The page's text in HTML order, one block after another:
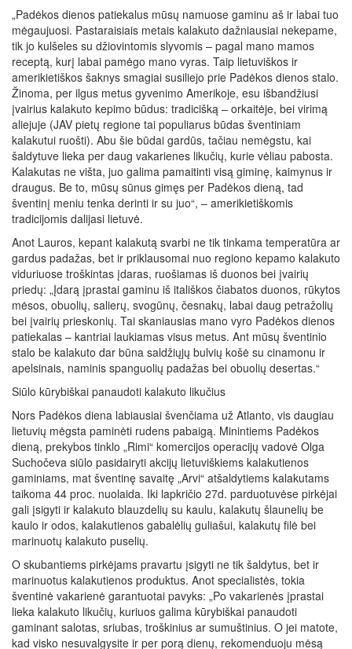
„Padėkos dienos patiekalus mūsų namuose gaminu aš ir labai tuo
mėgaujuosi. Pastaraisiais metais kalakuto dažniausiai nekepame,
tik jo kulšeles su džiovintomis slyvomis – pagal mano mamos
receptą, kurį labai pamėgo mano vyras. Taip lietuviškos ir
amerikietiškos šaknys smagiai susiliejo prie Padėkos dienos stalo.
Žinoma, per ilgus metus gyvenimo Amerikoje, esu išbandžiusi
įvairius kalakuto kepimo būdus: tradicišką – orkaitėje, bei virimą
aliejuje (JAV pietų regione tai populiarus būdas šventiniam
kalakutui ruošti). Abu šie būdai gardūs, tačiau nemėgstu, kai
šaldytuve lieka per daug vakarienes likučių, kurie vėliau pabosta.
Kalakutas ne višta, juo galima pamaitinti visą giminę, kaimynus ir
draugus. Be to, mūsų sūnus gimęs per Padėkos dieną, tad
šventinį meniu tenka derinti ir su juo“, – amerikietiškomis
tradicijomis dalijasi lietuvė.
Anot Lauros, kepant kalakutą svarbi ne tik tinkama temperatūra ar
gardus padažas, bet ir priklausomai nuo regiono kepamo kalakuto
viduriuose troškintas įdaras, ruošiamas iš duonos bei įvairių
priedų: „Įdarą įprastai gaminu iš itališkos čiabatos duonos, rūkytos
mėsos, obuolių, salierų, svogūnų, česnakų, labai daug petražolių
bei įvairių prieskonių. Tai skaniausias mano vyro Padėkos dienos
patiekalas – kantriai laukiamas visus metus. Ant mūsų šventinio
stalo be kalakuto dar būna saldžiųjų bulvių košė su cinamonu ir
apelsinais, naminis spanguolių padažas bei obuolių desertas.“
Siūlo kūrybiškai panaudoti kalakuto likučius
Nors Padėkos diena labiausiai švenčiama už Atlanto, vis daugiau
lietuvių mėgsta paminėti rudens pabaigą. Minintiems Padėkos
dieną, prekybos tinklo „Rimi“ komercijos operacijų vadovė Olga
Suchočeva siūlo pasidairyti akcijų lietuviškiems kalakutienos
gaminiams, mat šventinę savaitę „Arvi“ atšaldytiems kalakutams
taikoma 44 proc. nuolaida. Iki lapkričio 27d. parduotuvėse pirkėjai
gali įsigyti ir kalakuto blauzdelių su kaulu, kalakutų šlaunelių be
kaulo ir odos, kalakutienos gabalėlių guliašui, kalakutų filė bei
marinuotų kalakuto puselių.
O skubantiems pirkėjams pravartu įsigyti ne tik šaldytus, bet ir
marinuotus kalakutienos produktus. Anot specialistės, tokia
šventinė vakarienė garantuotai pavyks: „Po vakarienės įprastai
lieka kalakuto likučių, kuriuos galima kūrybiškai panaudoti
gaminant salotas, sriubas, troškinius ar sumuštinius. O jei matote,
kad visko nesuvalgysite ir per porą dienų, rekomenduoju mėsą